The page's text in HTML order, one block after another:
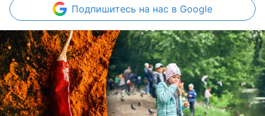
Подпишитесь на нас в Google